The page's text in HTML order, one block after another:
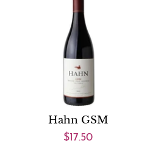
Hahn GSM
$17.50